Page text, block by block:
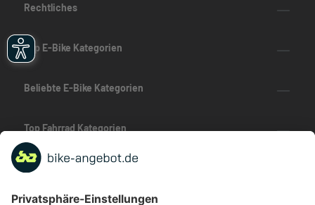
Rechtliches
Top E-Bike Kategorien
Beliebte E-Bike Kategorien
Top Fahrrad Kategorien
Beliebte Fahrrad-Kategorien